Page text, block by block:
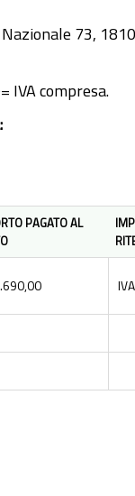
73,
IVA compresa.
PAGATO AL